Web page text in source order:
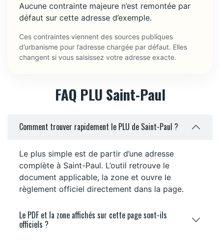
Aucune contrainte majeure n’est remontée par
défaut sur cette adresse d’exemple.
Ces contraintes viennent des sources publiques
d’urbanisme pour l’adresse chargée par défaut. Elles
changent si vous saisissez votre adresse exacte.
FAQ PLU Saint-Paul
Comment trouver rapidement le PLU de Saint-Paul ?
Le plus simple est de partir d’une adresse
complète à Saint-Paul. L’outil retrouve le
document applicable, la zone et ouvre le
règlement officiel directement dans la page.
Le PDF et la zone affichés sur cette page sont-ils
officiels ?